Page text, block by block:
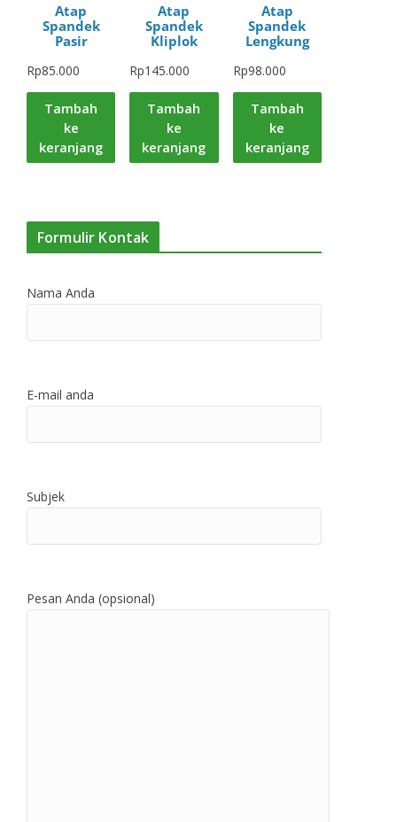
Atap
Spandek
Pasir
Rp85.000
Tambah
ke
keranjang
Atap
Spandek
Kliplok
Rp145.000
Tambah
ke
keranjang
Atap
Spandek
Lengkung
Rp98.000
Tambah
ke
keranjang
Formulir Kontak
Nama Anda
E-mail anda
Subjek
Pesan Anda (opsional)